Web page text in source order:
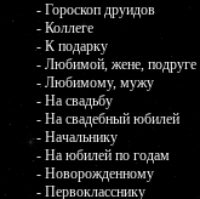
- Гороскоп друидов
- Коллеге
- К подарку
- Любимой, жене, подруге
- Любимому, мужу
- На свадьбу
- На свадебный юбилей
- Начальнику
- На юбилей по годам
- Новорожденному
- Первокласснику